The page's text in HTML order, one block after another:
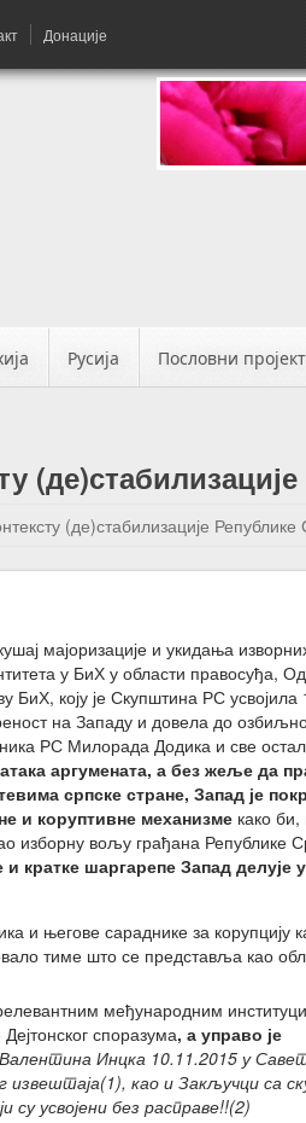
Донације
Русија Пословни
(де)стабилизације Републике
мајоризације и укидања
у БиХ у области правосуђа,
коју је Скупштина РС усвојила
на Западу и довела до
РС Милорада Додика и све
аргумената, а без жеље да
српске стране, Запад је
и коруптивне механизме како би,
изборну вољу грађана Републике
кратке шаргарепе Запад делује у
и његове сараднике за корупцију
тиме што се представља као
међународним
споразума, а управо је
Инцка 10.11.2015 у
као и Закључци са
усвојени без расправе!!(2)